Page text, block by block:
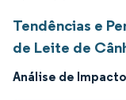
Tendências e
de Leite de
Análise de